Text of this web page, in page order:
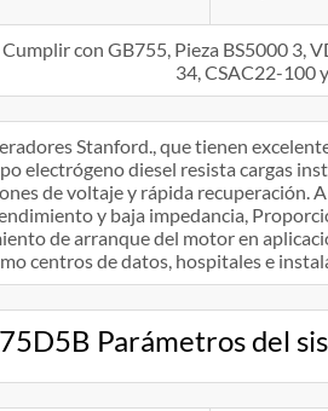
Cumplir con GB755, Pieza BS5000 3,
34, CSAC22-100
Stanford., que tienen
electrógeno diesel resista cargas
de voltaje y rápida recuperación.
y baja impedancia,
de arranque del motor en
centros de datos, hospitales e
Parámetros del